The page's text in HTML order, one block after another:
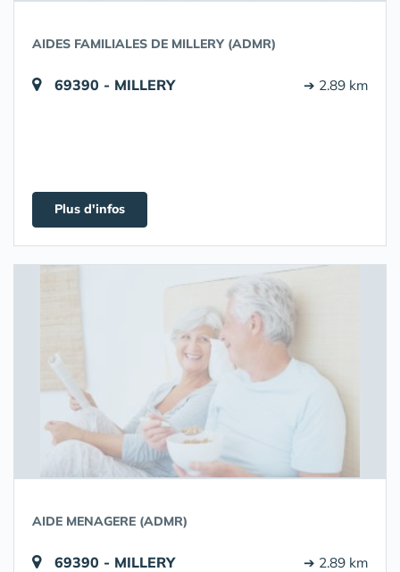
AIDES FAMILIALES DE MILLERY (ADMR)
69390 - MILLERY ➔ 2.89 km
Plus d'infos
AIDE MENAGERE (ADMR)
69390 - MILLERY ➔ 2.89 km